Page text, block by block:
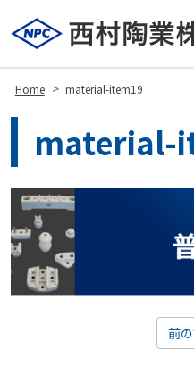
Home > material-item19
material-
前
Site
Footer